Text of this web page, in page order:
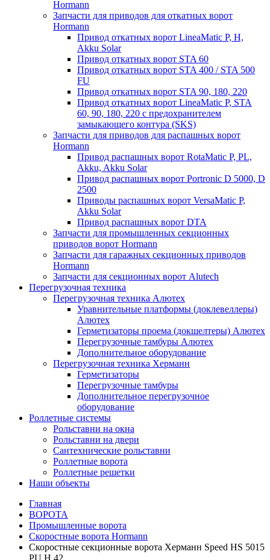
Hormann
Запчасти для приводов для откатных ворот
Hormann
Привод откатных ворот LineaMatic P, H,
Akku Solar
Привод откатных ворот STA 60
Привод откатных ворот STA 400 / STA 500
FU
Привод откатных ворот STA 90, 180, 220
Привод откатных ворот LineaMatic P, STA
60, 90, 180, 220 с предохранителем
замыкающего контура (SKS)
Запчасти для приводов для распашных ворот
Hormann
Привод распашных ворот RotaMatic P, PL,
Akku, Akku Solar
Привод распашных ворот Portronic D 5000, D
2500
Приводы распашных ворот VersaMatic P,
Akku Solar
Привод распашных ворот DTA
Запчасти для промышленных секционных
приводов ворот Hormann
Запчасти для гаражных секционных приводов
Hormann
Запчасти для секционных ворот Alutech
Перегрузочная техника
Перегрузочная техника Алютех
Уравнительные платформы (доклевеллеры)
Алютех
Герметизаторы проема (докшелтеры) Алютех
Перегрузочные тамбуры Алютех
Дополнительное оборудование
Перегрузочная техника Херманн
Герметизаторы
Перегрузочные тамбуры
Дополнительное перегрузочное
оборудование
Роллетные системы
Рольставни на окна
Рольставни на двери
Сантехнические рольставни
Роллетные ворота
Роллетные решетки
Наши объекты
Главная
ВОРОТА
Промышленные ворота
Скоростные ворота Hormann
Скоростные секционные ворота Херманн Speed HS 5015
PU H 42